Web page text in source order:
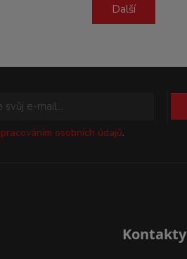
Další
osobních údajů.
Kontakty